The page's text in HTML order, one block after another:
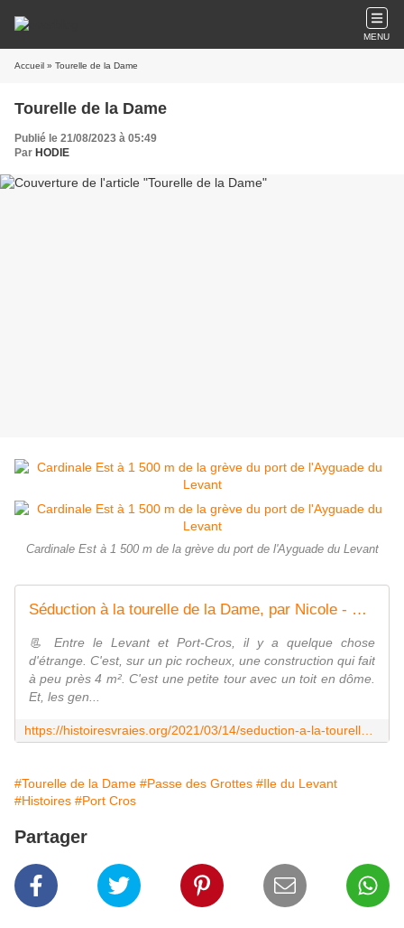
MENU
Accueil » Tourelle de la Dame
Tourelle de la Dame
Publié le 21/08/2023 à 05:49
Par HODIE
Cardinale Est à 1 500 m de la grève du port de l'Ayguade du Levant
Séduction à la tourelle de la Dame, par Nicole - Histoires Vraies de Méditerranée
📃 Entre le Levant et Port-Cros, il y a quelque chose
d'étrange. C'est, sur un pic rocheux, une construction qui fait
à peu près 4 m². C'est une petite tour avec un toit en dôme.
Et, les gen...
#Tourelle de la Dame #Passe des Grottes #Ile du Levant
#Histoires #Port Cros
Partager